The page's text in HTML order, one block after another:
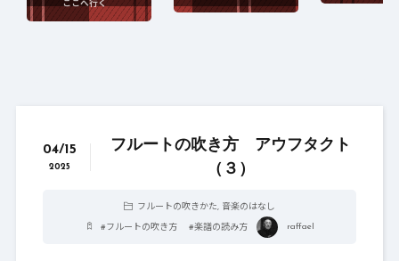
04/15
2025
フルートの吹き方 アウフタクト
（３）
フルートの吹きかた, 音楽のはなし
#フルートの吹き方 #楽譜の読み方 raffael